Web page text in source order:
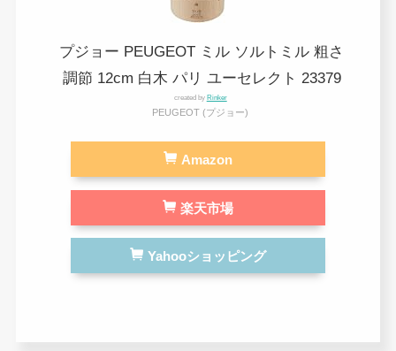
プジョー PEUGEOT ミル ソルトミル 粗さ
調節 12cm 白木 パリ ユーセレクト 23379
created by Rinker
PEUGEOT (プジョー)
Amazon
楽天市場
Yahooショッピング